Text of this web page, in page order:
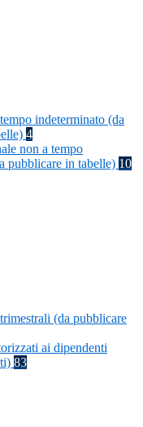
indeterminato (da
4
non a tempo
pubblicare in tabelle) 10
(da pubblicare
ai dipendenti
83